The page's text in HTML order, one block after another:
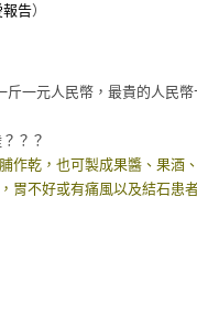
報告）
一元人民幣，最貴的人民
？？
作乾，也可製成果醬、果酒
胃不好或有痛風以及結石患